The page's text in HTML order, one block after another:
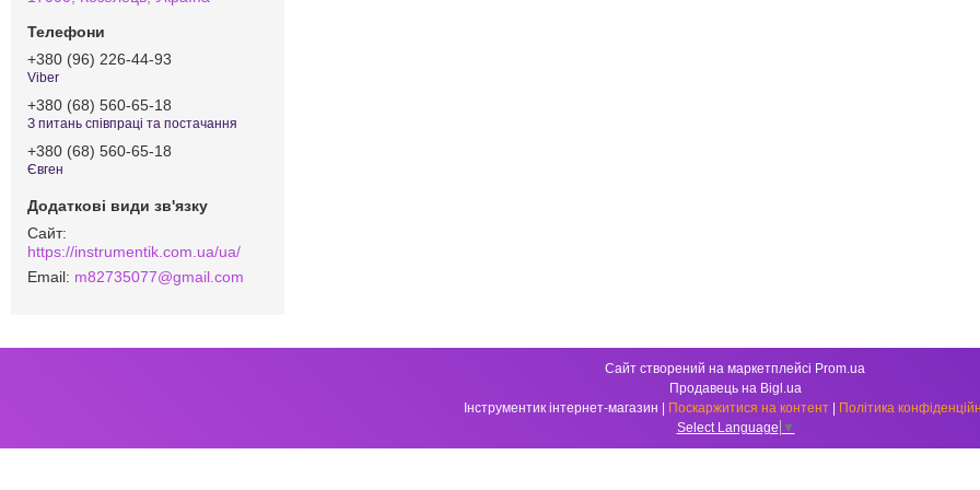
+380 (96) 226-44-93
Viber
+380 (68) 560-65-18
З питань співпраці та постачання
+380 (68) 560-65-18
Євген
https://instrumentik.com.ua/ua/
m82735077@gmail.com
Сайт створений на маркетплейсі Prom.ua
Продавець на Bigl.ua
Інструментик інтернет-магазин | Поскаржитися на контент | Політика
Select Language ▼